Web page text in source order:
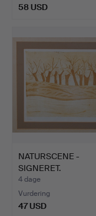
58 USD
NATURSCENE -
SIGNERET.
4 dage
Vurdering
47 USD